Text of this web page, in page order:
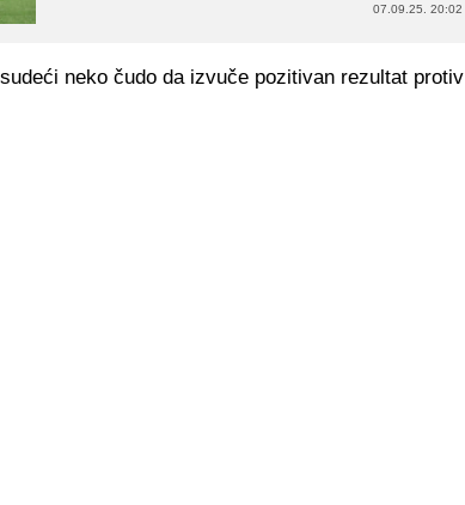
07.09.25. 20:02
neko čudo da izvuče pozitivan rezultat protiv